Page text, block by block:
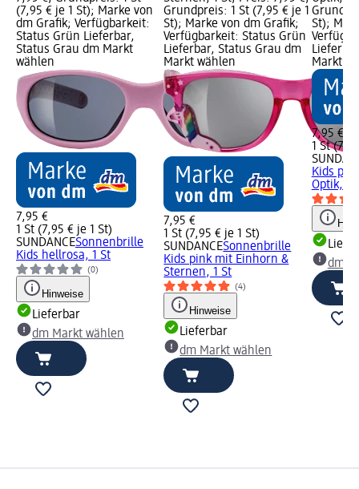
(7,95 € je 1 St); Marke von
dm Grafik; Verfügbarkeit:
Status Grün Lieferbar,
Status Grau dm Markt
wählen
7,95 €
1 St (7,95 € je 1 St)
SUNDANCESonnenbrille
Kids hellrosa, 1 St
(0)
Hinweise
Lieferbar
dm Markt wählen
Grundpreis: 1 St (7,95 € je 1
St); Marke von dm Grafik;
Verfügbarkeit: Status Grün
Lieferbar, Status Grau dm
Markt wählen
7,95 €
1 St (7,95 € je 1 St)
SUNDANCESonnenbrille
Kids pink mit Einhorn &
Sternen, 1 St
(4)
Hinweise
Lieferbar
dm Markt wählen
St);
Markt
7,95 €
1 St
Kids
Optik, 1
dm